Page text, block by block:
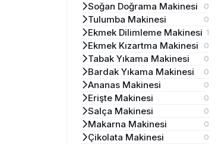
Soğan Doğrama Makinesi 0
Tulumba Makinesi 0
Ekmek Dilimleme Makinesi 1
Ekmek Kızartma Makinesi 0
Tabak Yıkama Makinesi 0
Bardak Yıkama Makinesi 0
Ananas Makinesi 0
Erişte Makinesi 0
Salça Makinesi 0
Makarna Makinesi 0
Çikolata Makinesi 0